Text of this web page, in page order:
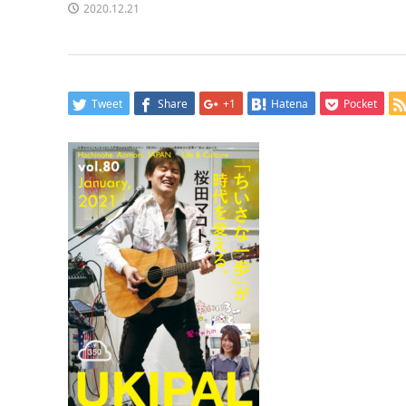
2020.12.21
Tweet Share +1 Hatena Pocket